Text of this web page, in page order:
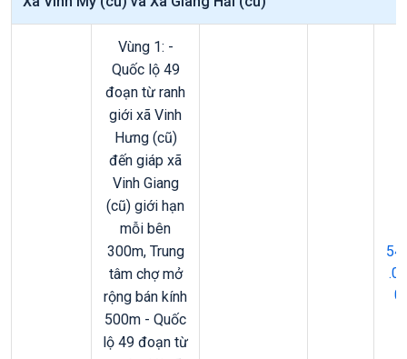
Vùng 1: -
Quốc lộ 49
đoạn từ ranh
giới xã Vinh
Hưng (cũ)
đến giáp xã
Vinh Giang
(cũ) giới hạn
mỗi bên
300m, Trung
tâm chợ mở
rộng bán kính
500m - Quốc
lộ 49 đoạn từ
.00
0